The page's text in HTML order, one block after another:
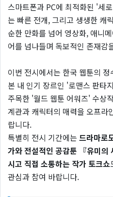
스마트폰과 PC에 최적화된 '세
는 빠른 전개, 그리고 생생한 캐
순한 만화를 넘어 영상화, 애니
어를 넘나들며 독보적인 존재감
이번 전시에서는 한국 웹툰의
본 내 인기 장르인 '로맨스 판타
주목한 '월드 웹툰 어워즈' 수상
계관과 캐릭터의 매력을 오프라
랍니다.
특별히 전시 기간에는 드라마로
가와 전설적인 공감툰 『유미의
시고 직접 소통하는 작가 토크쇼
관심과 참여 바랍니다.